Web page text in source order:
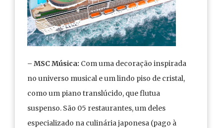
– MSC Música: Com uma decoração inspirada
no universo musical e um lindo piso de cristal,
como um piano translúcido, que flutua
suspenso. São 05 restaurantes, um deles
especializado na culinária japonesa (pago à